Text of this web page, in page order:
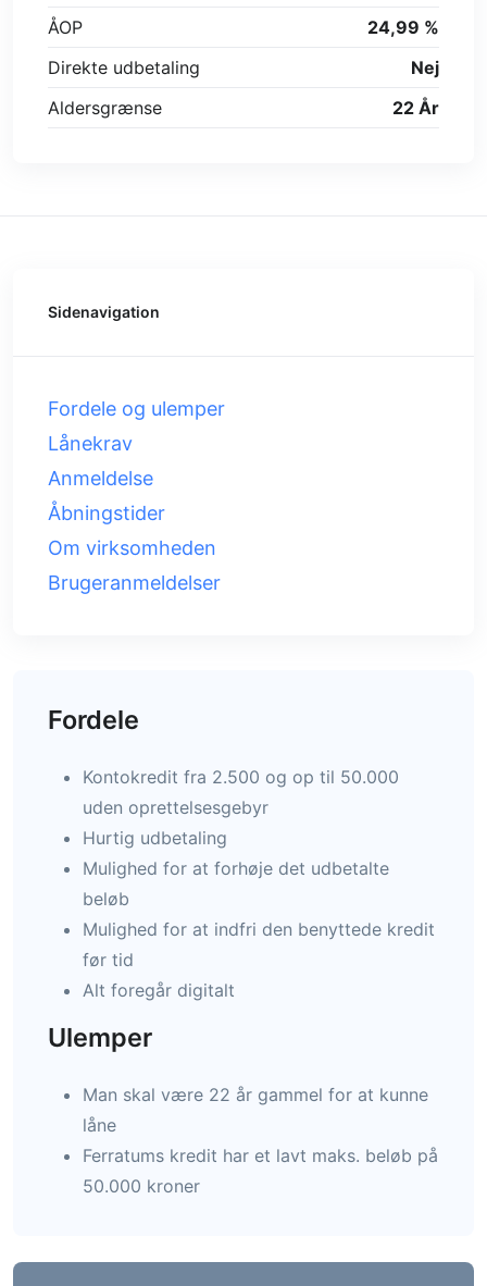
ÅOP
24,99 %
Direkte udbetaling
Nej
Aldersgrænse
22 År
Sidenavigation
Fordele og ulemper
Lånekrav
Anmeldelse
Åbningstider
Om virksomheden
Brugeranmeldelser
Fordele
Kontokredit fra 2.500 og op til 50.000
uden oprettelsesgebyr
Hurtig udbetaling
Mulighed for at forhøje det udbetalte
beløb
Mulighed for at indfri den benyttede kredit
før tid
Alt foregår digitalt
Ulemper
Man skal være 22 år gammel for at kunne
låne
Ferratums kredit har et lavt maks. beløb på
50.000 kroner